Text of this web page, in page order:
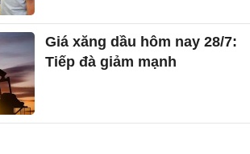
Giá xăng dầu hôm nay 28/7:
Tiếp đà giảm mạnh